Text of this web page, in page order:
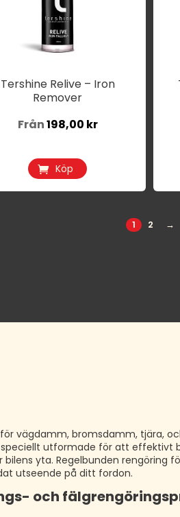
Tershine Relive – Iron
Remover
Från198,00 kr
Köp
1 2 →
vägdamm, bromsdamm, tjära,
utformade för att effektivt
yta. Regelbunden rengöring
utseende på ditt fordon.
och